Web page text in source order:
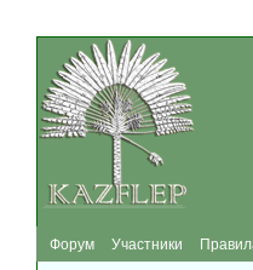
Форум Участники